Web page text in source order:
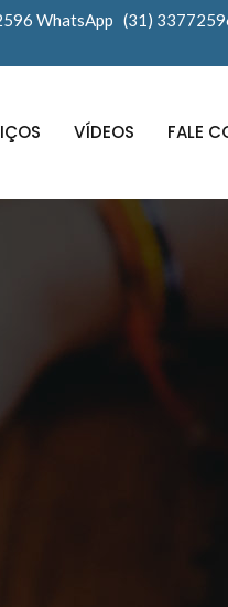
WhatsApp (31)
VÍDEOS FALE